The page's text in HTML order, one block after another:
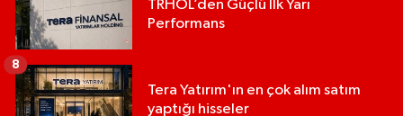
TRHOL’den Güçlü İlk Yarı
Performans
Tera Yatırım'ın en çok alım satım
yaptığı hisseler
8